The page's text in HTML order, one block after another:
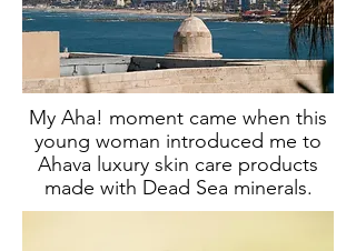
My Aha! moment came when this
young woman introduced me to
Ahava luxury skin care products
made with Dead Sea minerals.